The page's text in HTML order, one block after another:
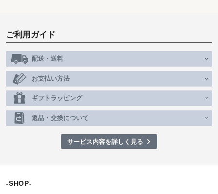
ご利用ガイド
配送・送料
お支払い方法
ギフトラッピング
返品・交換について
サービス内容を詳しく見る
-SHOP-